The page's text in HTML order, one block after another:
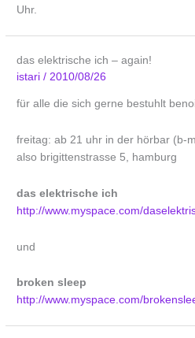
Uhr.
das elektrische ich – again!
istari/2010/08/26
für alle die sich gerne bestuhlt
freitag: ab 21 uhr in der hörbar (b-
also brigittenstrasse 5, hamburg
das elektrische ich
http://www.myspace.com/
und
broken sleep
http://www.myspace.com/